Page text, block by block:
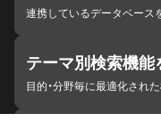
連携しているデータベース
テーマ別検索機能
目的・分野毎に最適化され